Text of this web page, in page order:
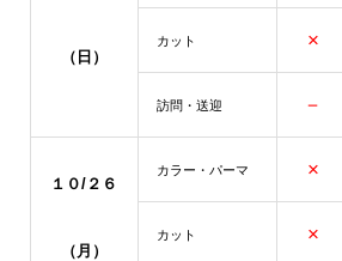
（日）
カット ×
訪問・送迎 －
１０/２６
（月）
カラー・パーマ ×
カット ×